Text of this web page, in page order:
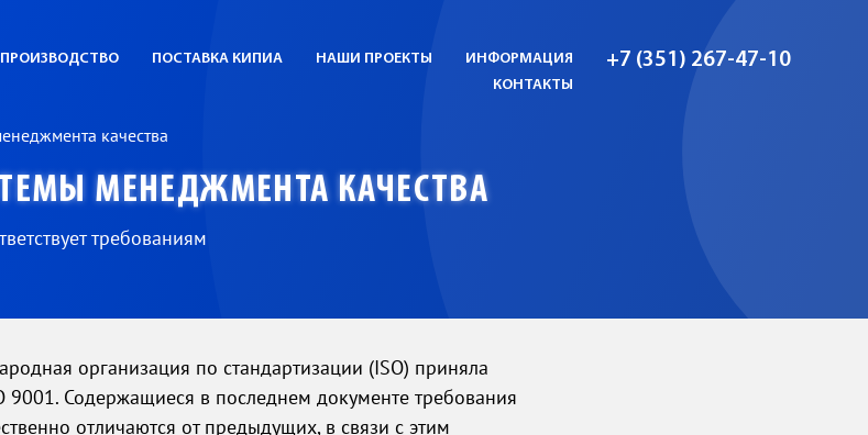
ПРОИЗВОДСТВО ПОСТАВКА КИПИА НАШИ ПРОЕКТЫ
ИНФОРМАЦИЯ
КОНТАКТЫ
+7 (351) 267-47-10
качества
МЕНЕДЖМЕНТА КАЧЕСТВА
требованиям
организация по стандартизации (ISO) приняла
9001. Содержащиеся в последнем документе требования
отличаются от предыдущих, в связи с этим